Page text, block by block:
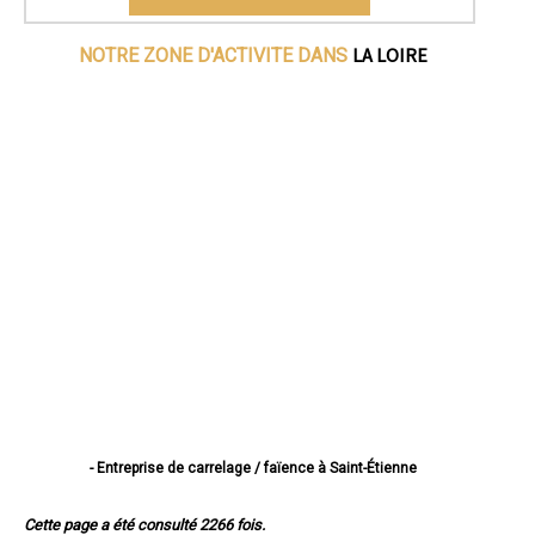
NOTRE ZONE D'ACTIVITE DANS LA LOIRE
- Entreprise de carrelage / faïence à Saint-Étienne
Cette page a été consulté 2266 fois.